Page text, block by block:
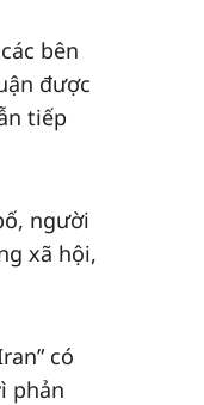
bên
được
tiếp
người
xã hội,
có
phản